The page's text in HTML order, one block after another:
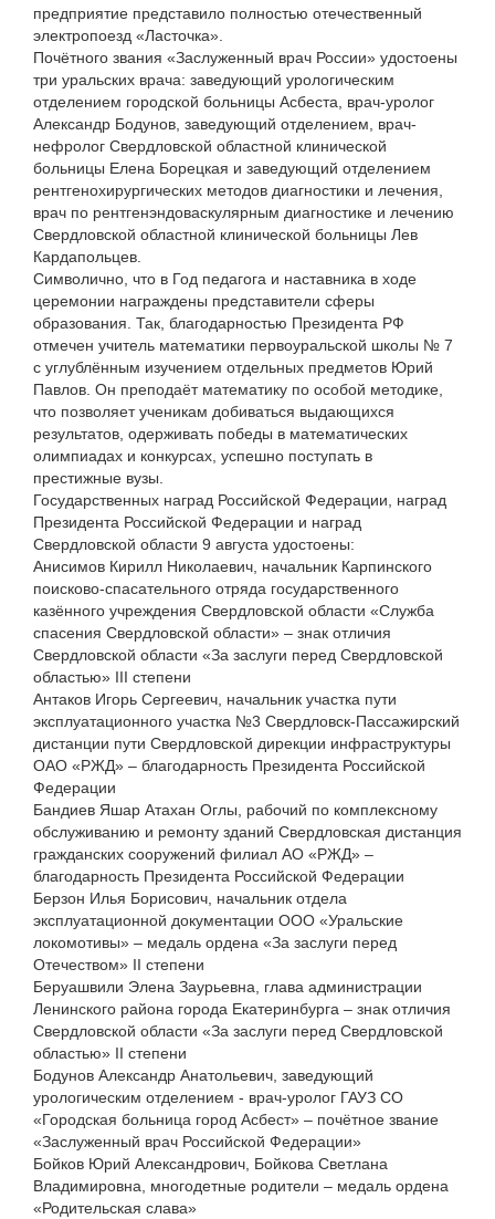
предприятие представило полностью отечественный
электропоезд «Ласточка».
Почётного звания «Заслуженный врач России» удостоены
три уральских врача: заведующий урологическим
отделением городской больницы Асбеста, врач-уролог
Александр Бодунов, заведующий отделением, врач-
нефролог Свердловской областной клинической
больницы Елена Борецкая и заведующий отделением
рентгенохирургических методов диагностики и лечения,
врач по рентгенэндоваскулярным диагностике и лечению
Свердловской областной клинической больницы Лев
Кардапольцев.
Символично, что в Год педагога и наставника в ходе
церемонии награждены представители сферы
образования. Так, благодарностью Президента РФ
отмечен учитель математики первоуральской школы № 7
с углублённым изучением отдельных предметов Юрий
Павлов. Он преподаёт математику по особой методике,
что позволяет ученикам добиваться выдающихся
результатов, одерживать победы в математических
олимпиадах и конкурсах, успешно поступать в
престижные вузы.
Государственных наград Российской Федерации, наград
Президента Российской Федерации и наград
Свердловской области 9 августа удостоены:
Анисимов Кирилл Николаевич, начальник Карпинского
поисково-спасательного отряда государственного
казённого учреждения Свердловской области «Служба
спасения Свердловской области» – знак отличия
Свердловской области «За заслуги перед Свердловской
областью» III степени
Антаков Игорь Сергеевич, начальник участка пути
эксплуатационного участка №3 Свердловск-Пассажирский
дистанции пути Свердловской дирекции инфраструктуры
ОАО «РЖД» – благодарность Президента Российской
Федерации
Бандиев Яшар Атахан Оглы, рабочий по комплексному
обслуживанию и ремонту зданий Свердловская дистанция
гражданских сооружений филиал АО «РЖД» –
благодарность Президента Российской Федерации
Берзон Илья Борисович, начальник отдела
эксплуатационной документации ООО «Уральские
локомотивы» – медаль ордена «За заслуги перед
Отечеством» II степени
Беруашвили Элена Заурьевна, глава администрации
Ленинского района города Екатеринбурга – знак отличия
Свердловской области «За заслуги перед Свердловской
областью» II степени
Бодунов Александр Анатольевич, заведующий
урологическим отделением - врач-уролог ГАУЗ СО
«Городская больница город Асбест» – почётное звание
«Заслуженный врач Российской Федерации»
Бойков Юрий Александрович, Бойкова Светлана
Владимировна, многодетные родители – медаль ордена
«Родительская слава»